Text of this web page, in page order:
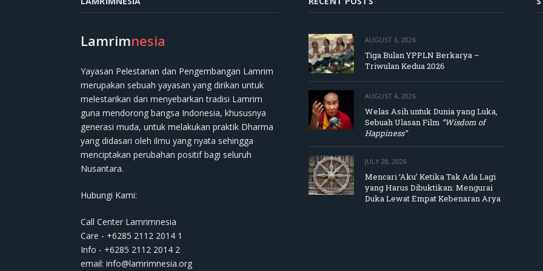
Lamrimnesia
Yayasan Pelestarian dan Pengembangan Lamrim
merupakan sebuah yayasan yang dirikan untuk
melestarikan dan menyebarkan tradisi Lamrim
guna mendorong bangsa Indonesia, khususnya
generasi muda, untuk melakukan praktik Dharma
yang didasari oleh ilmu yang nyata sehingga
menciptakan perubahan positif bagi seluruh
Nusantara.
Hubungi Kami:
Call Center Lamrimnesia
Care - +6285 2112 2014 1
Info - +6285 2112 2014 2
email: info@lamrimnesia.org
AUGUST 6, 2026
Tiga Bulan YPPLN Berkarya –
Triwulan Kedua 2026
AUGUST 4, 2026
Welas Asih untuk Dunia yang Luka,
Sebuah Ulasan Film “Wisdom of
Happiness”
JULY 28, 2026
Mencari ‘Aku’ Ketika Tak Ada Lagi
yang Harus Dibuktikan: Mengurai
Duka Lewat Empat Kebenaran Arya